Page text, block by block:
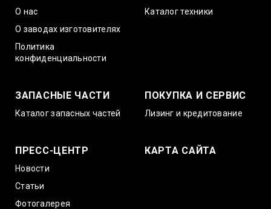
О нас
О заводах изготовителях
Политика
конфиденциальности
Каталог техники
ЗАПАСНЫЕ ЧАСТИ
Каталог запасных частей
ПОКУПКА И СЕРВИС
Лизинг и кредитование
ПРЕСС-ЦЕНТР
Новости
Статьи
Фотогалерея
КАРТА САЙТА